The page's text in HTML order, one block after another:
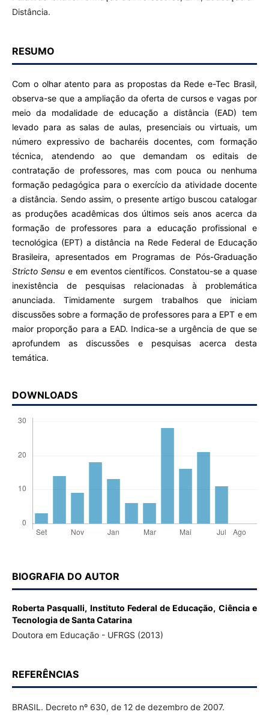
Distância.
RESUMO
Com o olhar atento para as propostas da Rede e-Tec Brasil,
observa-se que a ampliação da oferta de cursos e vagas por
meio da modalidade de educação a distância (EAD) tem
levado para as salas de aulas, presenciais ou virtuais, um
número expressivo de bacharéis docentes, com formação
técnica, atendendo ao que demandam os editais de
contratação de professores, mas com pouca ou nenhuma
formação pedagógica para o exercício da atividade docente
a distância. Sendo assim, o presente artigo buscou catalogar
as produções acadêmicas dos últimos seis anos acerca da
formação de professores para a educação profissional e
tecnológica (EPT) a distância na Rede Federal de Educação
Brasileira, apresentados em Programas de Pós-Graduação
Stricto Sensue em eventos científicos. Constatou-se a quase
inexistência de pesquisas relacionadas à problemática
anunciada. Timidamente surgem trabalhos que iniciam
discussões sobre a formação de professores para a EPT e em
maior proporção para a EAD. Indica-se a urgência de que se
aprofundem as discussões e pesquisas acerca desta
temática.
DOWNLOADS
BIOGRAFIA DO AUTOR
Roberta Pasqualli, Instituto Federal de Educação, Ciência e
Tecnologia de Santa Catarina
Doutora em Educação - UFRGS (2013)
REFERÊNCIAS
BRASIL. Decreto nº 630, de 12 de dezembro de 2007.